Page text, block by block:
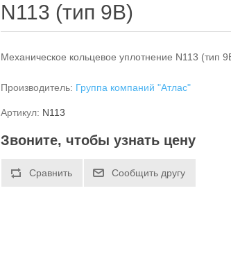
N113 (тип 9B)
Механическое кольцевое уплотнение N113 (тип
Производитель: Группа компаний "Атлас"
Артикул: N113
Звоните, чтобы узнать цену